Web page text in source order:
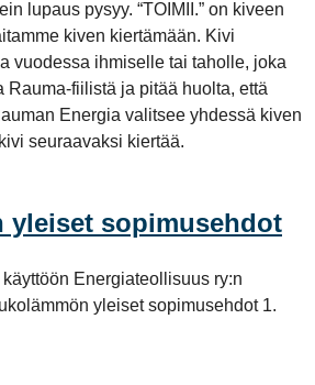
lupaus pysyy. “TOIMII.” on kiveen
kiven kiertämään. Kivi
vuodessa ihmiselle tai taholle, joka
Rauma-fiilistä ja pitää huolta, että
Energia valitsee yhdessä kiven
seuraavaksi kiertää.
yleiset sopimusehdot
Energiateollisuus ry:n
yleiset sopimusehdot 1.